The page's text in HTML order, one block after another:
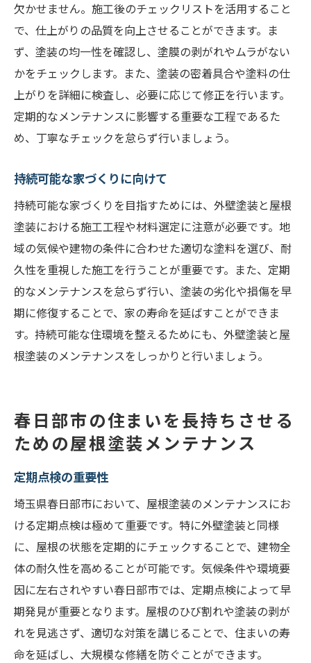
欠かせません。施工後のチェックリストを活用すること
で、仕上がりの品質を向上させることができます。ま
ず、塗装の均一性を確認し、塗膜の剥がれやムラがない
かをチェックします。また、塗装の密着具合や塗料の仕
上がりを詳細に検査し、必要に応じて修正を行います。
定期的なメンテナンスに影響する重要な工程であるた
め、丁寧なチェックを怠らず行いましょう。
持続可能な家づくりに向けて
持続可能な家づくりを目指すためには、外壁塗装と屋根
塗装における施工工程や材料選定に注意が必要です。地
域の気候や建物の条件に合わせた適切な塗料を選び、耐
久性を重視した施工を行うことが重要です。また、定期
的なメンテナンスを怠らず行い、塗装の劣化や損傷を早
期に修復することで、家の寿命を延ばすことができま
す。持続可能な住環境を整えるためにも、外壁塗装と屋
根塗装のメンテナンスをしっかりと行いましょう。
春日部市の住まいを長持ちさせる
ための屋根塗装メンテナンス
定期点検の重要性
埼玉県春日部市において、屋根塗装のメンテナンスにお
ける定期点検は極めて重要です。特に外壁塗装と同様
に、屋根の状態を定期的にチェックすることで、建物全
体の耐久性を高めることが可能です。気候条件や環境要
因に左右されやすい春日部市では、定期点検によって早
期発見が重要となります。屋根のひび割れや塗装の剥が
れを見逃さず、適切な対策を講じることで、住まいの寿
命を延ばし、大規模な修繕を防ぐことができます。